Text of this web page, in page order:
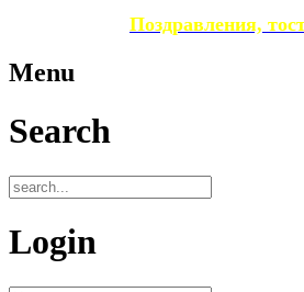
Поздравления,
Menu
Search
Login